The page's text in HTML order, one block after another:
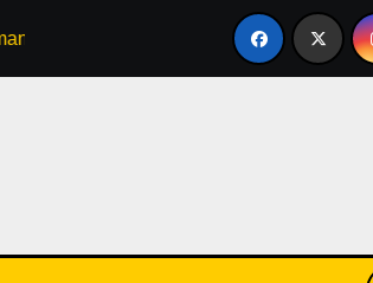
de convertirse en familia El primer